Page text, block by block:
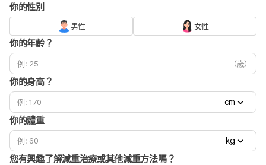
你的性別
男性 女性
你的年齡？
（歲）
你的身高？
cm
你的體重
kg
您有興趣了解減重治療或其他減重方法嗎？